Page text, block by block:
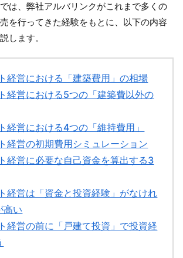
は、弊社アルバリンクがこれまで多くの
を行ってきた経験をもとに、以下の内容
します。
経営における「建築費用」の相場
経営における5つの「建築費以外の
経営における4つの「維持費用」
経営の初期費用シミュレーション
経営に必要な自己資金を算出する3
経営は「資金と投資経験」がなけれ
高い
経営の前に「戸建て投資」で投資経